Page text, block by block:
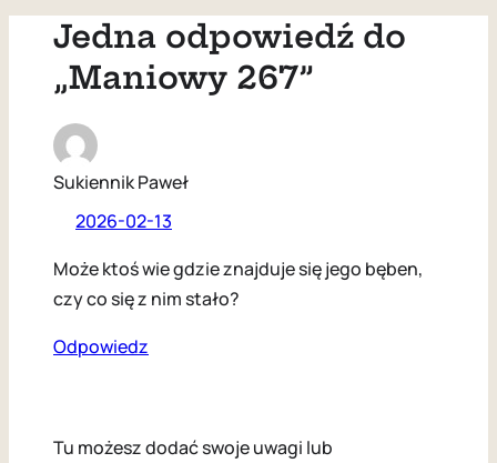
Jedna odpowiedź do
„Maniowy 267”
Sukiennik Paweł
2026-02-13
Może ktoś wie gdzie znajduje się jego bęben,
czy co się z nim stało?
Odpowiedz
Tu możesz dodać swoje uwagi lub